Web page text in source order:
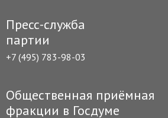
Пресс-служба
партии
+7 (495) 783-98-03
Общественная приёмная
фракции в Госдуме